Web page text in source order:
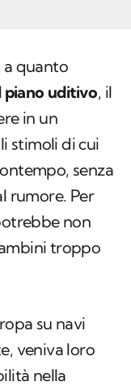
a quanto
piano uditivo, il
in un
stimoli di cui
senza
rumore. Per
non
troppo
su navi
veniva loro
nella